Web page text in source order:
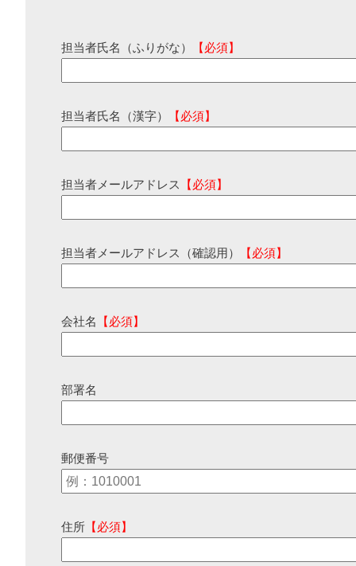
担当者氏名（ふりがな） 【必須】
担当者氏名（漢字） 【必須】
担当者メールアドレス 【必須】
担当者メールアドレス（確認用） 【必須】
会社名 【必須】
部署名
郵便番号
住所 【必須】